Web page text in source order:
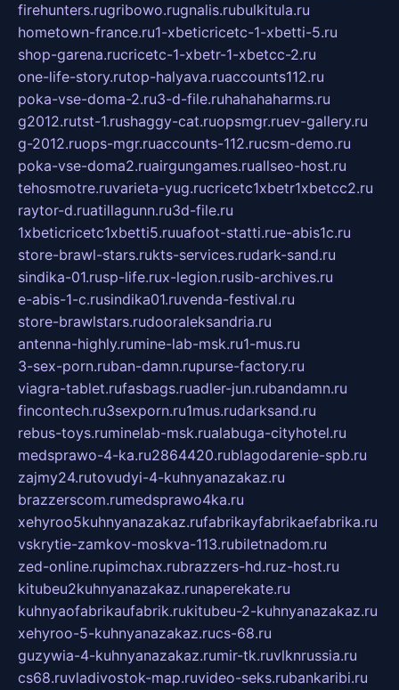
firehunters.rugribowo.rugnalis.rubulkitula.ru
hometown-france.ru1-xbeticricetc-1-xbetti-5.ru
shop-garena.rucricetc-1-xbetr-1-xbetcc-2.ru
one-life-story.rutop-halyava.ruaccounts112.ru
poka-vse-doma-2.ru3-d-file.ruhahahaharms.ru
g2012.rutst-1.rushaggy-cat.ruopsmgr.ruev-gallery.ru
g-2012.ruops-mgr.ruaccounts-112.rucsm-demo.ru
poka-vse-doma2.ruairgungames.ruallseo-host.ru
tehosmotre.ruvarieta-yug.rucricetc1xbetr1xbetcc2.ru
raytor-d.ruatillagunn.ru3d-file.ru
1xbeticricetc1xbetti5.ruuafoot-statti.rue-abis1c.ru
store-brawl-stars.rukts-services.rudark-sand.ru
sindika-01.rusp-life.rux-legion.rusib-archives.ru
e-abis-1-c.rusindika01.ruvenda-festival.ru
store-brawlstars.rudooraleksandria.ru
antenna-highly.rumine-lab-msk.ru1-mus.ru
3-sex-porn.ruban-damn.rupurse-factory.ru
viagra-tablet.rufasbags.ruadler-jun.rubandamn.ru
fincontech.ru3sexporn.ru1mus.rudarksand.ru
rebus-toys.ruminelab-msk.rualabuga-cityhotel.ru
medsprawo-4-ka.ru2864420.rublagodarenie-spb.ru
zajmy24.rutovudyi-4-kuhnyanazakaz.ru
brazzerscom.rumedsprawo4ka.ru
xehyroo5kuhnyanazakaz.rufabrikayfabrikaefabrika.ru
vskrytie-zamkov-moskva-113.rubiletnadom.ru
zed-online.rupimchax.rubrazzers-hd.ruz-host.ru
kitubeu2kuhnyanazakaz.runaperekate.ru
kuhnyaofabrikaufabrik.rukitubeu-2-kuhnyanazakaz.ru
xehyroo-5-kuhnyanazakaz.rucs-68.ru
guzywia-4-kuhnyanazakaz.rumir-tk.ruvlknrussia.ru
cs68.ruvladivostok-map.ruvideo-seks.rubankaribi.ru